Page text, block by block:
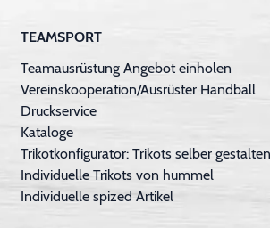
TEAMSPORT
Teamausrüstung Angebot einholen
Vereinskooperation/Ausrüster Handball
Druckservice
Kataloge
Trikotkonfigurator: Trikots selber gestalten
Individuelle Trikots von hummel
Individuelle spized Artikel